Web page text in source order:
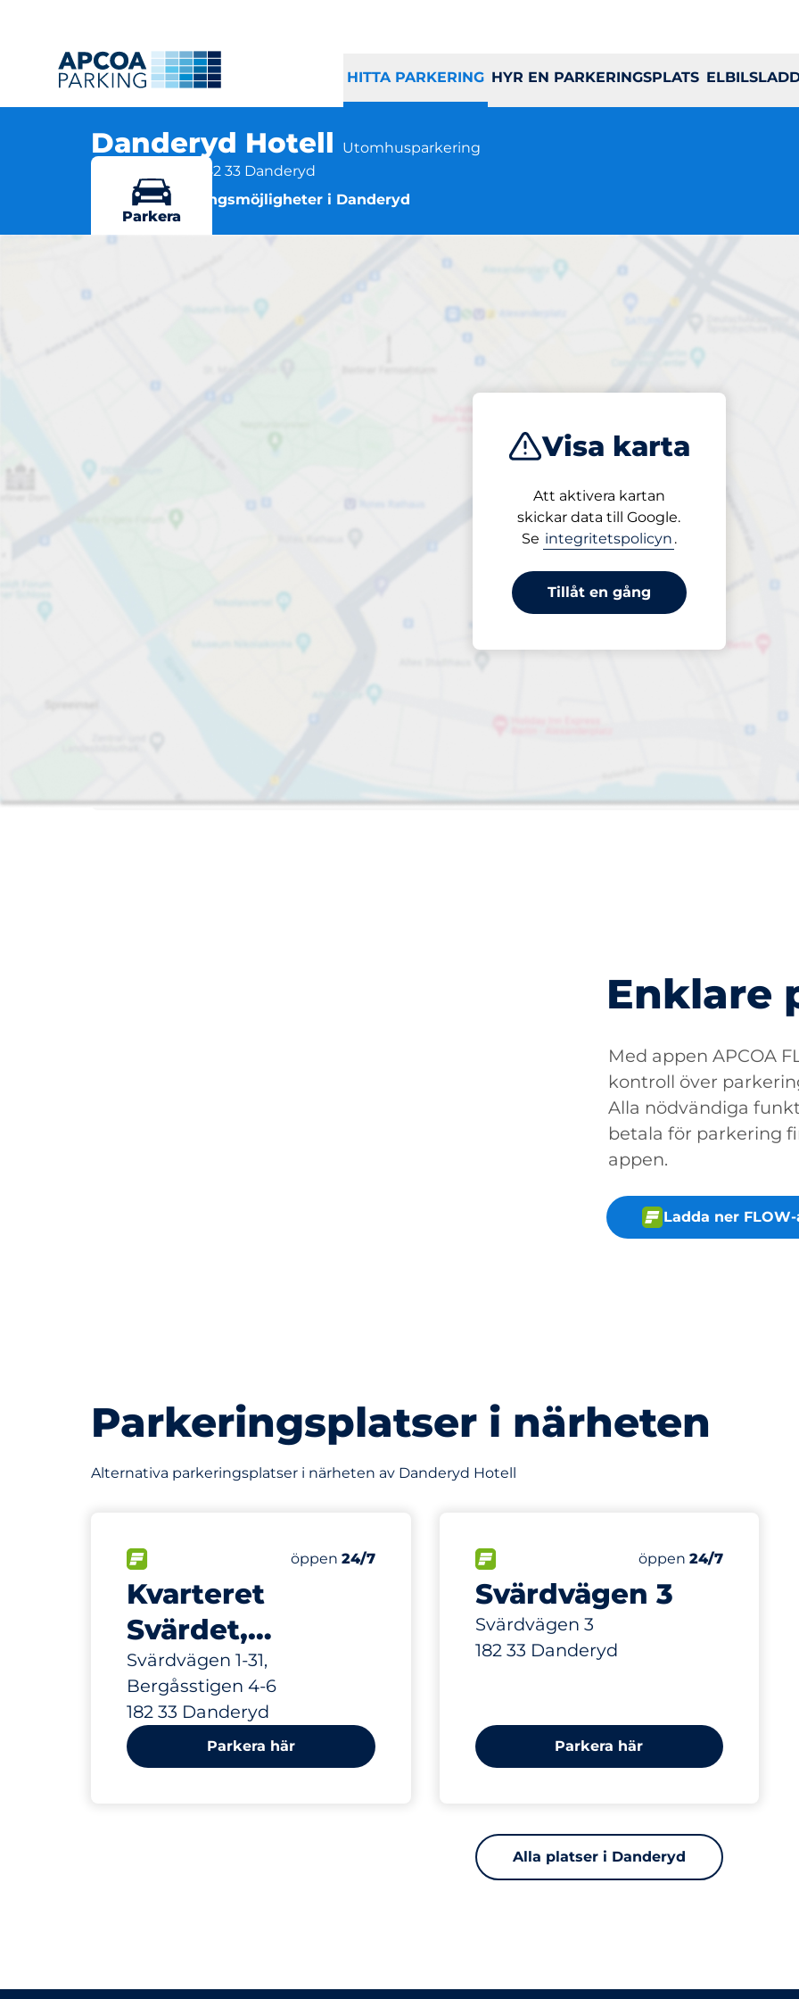
HITTA PARKERING HYR EN PARKERINGSPLATS
Danderyd Hotell
Utomhusparkering
Svärdvägen 31, 182 33 Danderyd
Flera parkeringsmöjligheter i Danderyd
Visa karta
Att aktivera kartan
skickar data till Google.
Se integritetspolicyn .
Tillåt en gång
Parkera
Danderyd Hotell
Öppet nu
Från 20,00 kr
Priser och betalning
Enklare
Med appen APCOA
kontroll över
Alla nödvändiga
betala för parkering
appen.
Ladda ner
Parkeringsplatser i närheten
Alternativa parkeringsplatser i närheten av Danderyd Hotell
Kvarteret
Svärdet,
besöksparkering
Svärdvägen 1-31,
Bergåsstigen 4-6
182 33 Danderyd
Antal parkeringsplatser:
Totalt antal platser&nbsp
Torsdag&nbsp
öppen 24/7
211 m
Parkera här
Svärdvägen 3
Svärdvägen 3
182 33 Danderyd
Antal parkeringsplatser:
Totalt antal
Torsdag&nbsp
öppen24/7
303 m
Parkera här
Alla platser i Danderyd